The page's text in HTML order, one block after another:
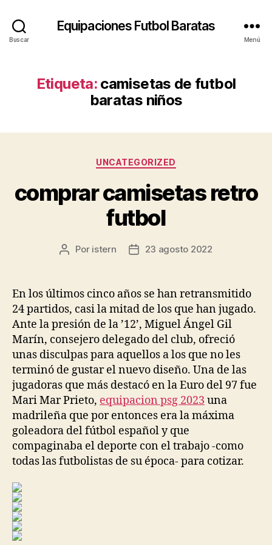
Buscar
Equipaciones Futbol Baratas
Menú
Etiqueta: camisetas de futbol
baratas niños
Categorías
UNCATEGORIZED
comprar camisetas retro
futbol
Autor
entrada
Por istern
Fecha
entrada
23 agosto 2022
En los últimos cinco años se han retransmitido
24 partidos, casi la mitad de los que han jugado.
Ante la presión de la ’12’, Miguel Ángel Gil
Marín, consejero delegado del club, ofreció
unas disculpas para aquellos a los que no les
terminó de gustar el nuevo diseño. Una de las
jugadoras que más destacó en la Euro del 97 fue
Mari Mar Prieto, equipacion psg 2023 una
madrileña que por entonces era la máxima
goleadora del fútbol español y que
compaginaba el deporte con el trabajo -como
todas las futbolistas de su época- para cotizar.